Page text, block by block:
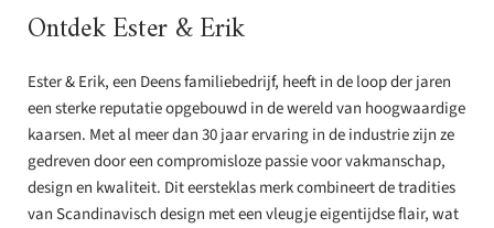
Ontdek Ester & Erik
Ester & Erik, een Deens familiebedrijf, heeft in de loop der jaren
een sterke reputatie opgebouwd in de wereld van hoogwaardige
kaarsen. Met al meer dan 30 jaar ervaring in de industrie zijn ze
gedreven door een compromisloze passie voor vakmanschap,
design en kwaliteit. Dit eersteklas merk combineert de tradities
van Scandinavisch design met een vleugje eigentijdse flair, wat